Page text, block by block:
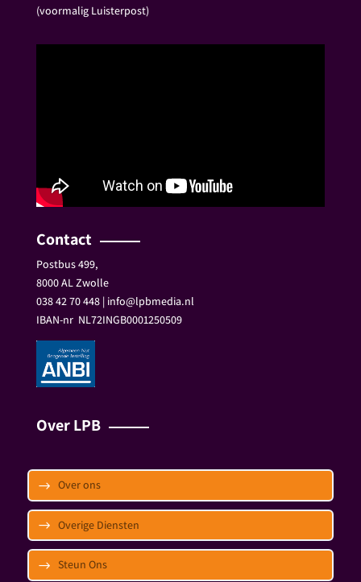
(voormalig Luisterpost)
Contact
Postbus 499,
8000 AL Zwolle
038 42 70 448 | info@lpbmedia.nl
IBAN-nr NL72INGB0001250509
Over LPB
Over ons
Overige Diensten
Steun Ons